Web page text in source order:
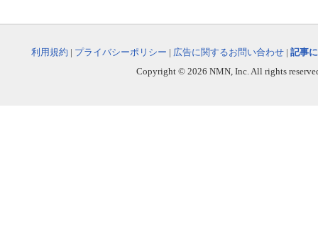
利用規約 | プライバシーポリシー | 広告に関するお問い合わせ | 記事
Copyright © 2026 NMN, Inc. All rights